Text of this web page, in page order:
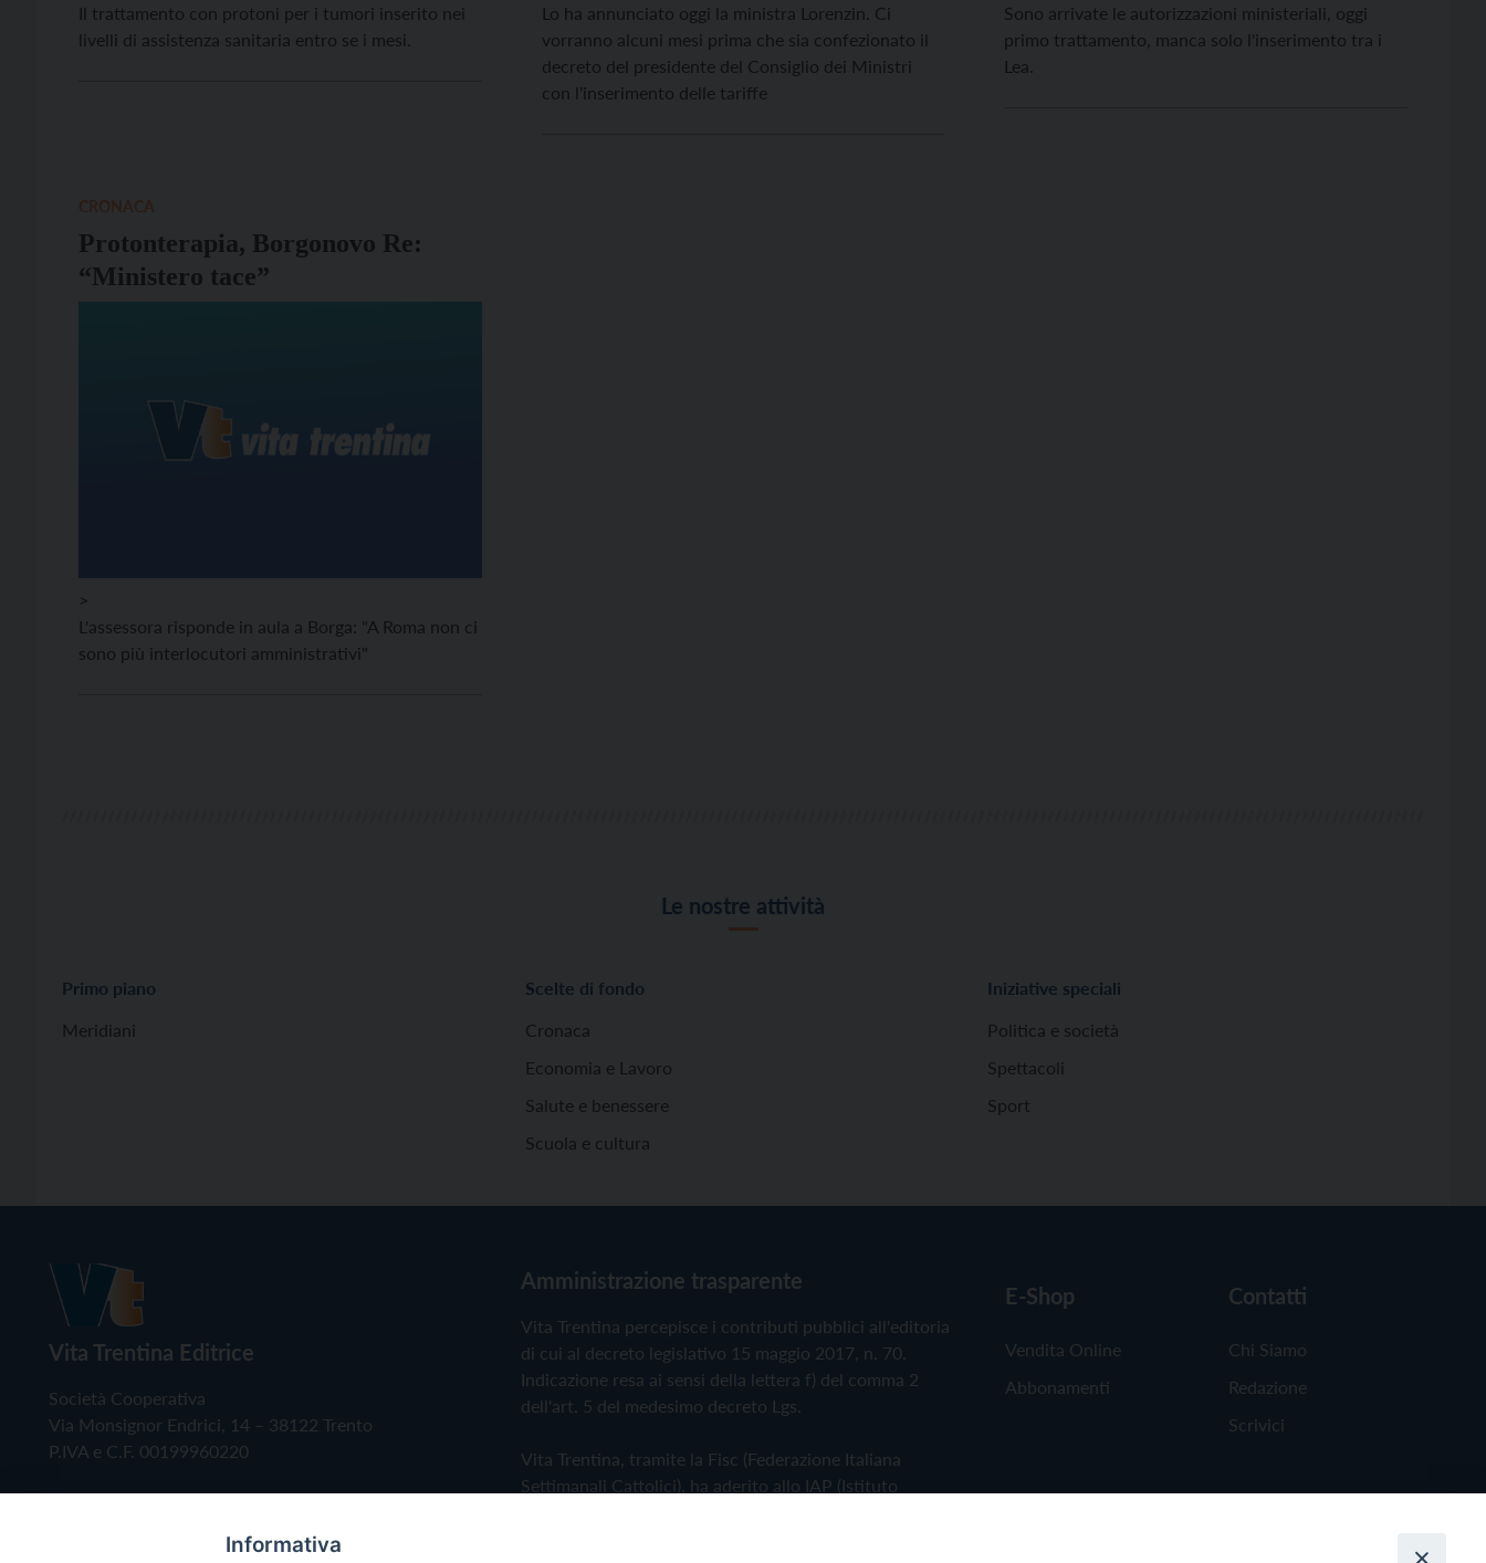
Il trattamento con protoni per i tumori inserito nei
livelli di assistenza sanitaria entro se i mesi.
Lo ha annunciato oggi la ministra Lorenzin. Ci
vorranno alcuni mesi prima che sia confezionato il
decreto del presidente del Consiglio dei Ministri
con l'inserimento delle tariffe
Sono arrivate le autorizzazioni ministeriali, oggi
primo trattamento, manca solo l'inserimento tra i
Lea.
Protonterapia, Borgonovo Re:
“Ministero tace”
>
L'assessora risponde in aula a Borga: "A Roma non ci
sono più interlocutori amministrativi"
Le nostre attività
Primo piano
Meridiani
Scelte di fondo
Cronaca
Economia e Lavoro
Salute e benessere
Scuola e cultura
Iniziative speciali
Politica e società
Spettacoli
Sport
Vita Trentina Editrice
Società Cooperativa
Via Monsignor Endrici, 14 – 38122 Trento
P.IVA e C.F. 00199960220
Amministrazione trasparente
Vita Trentina percepisce i contributi pubblici all'editoria
di cui al decreto legislativo 15 maggio 2017, n. 70.
Indicazione resa ai sensi della lettera f) del comma 2
dell'art. 5 del medesimo decreto Lgs.
Vita Trentina, tramite la Fisc (Federazione Italiana
Settimanali Cattolici), ha aderito allo IAP (Istituto
E-Shop
Vendita Online
Abbonamenti
Contatti
Chi Siamo
Redazione
Scrivici
Informativa